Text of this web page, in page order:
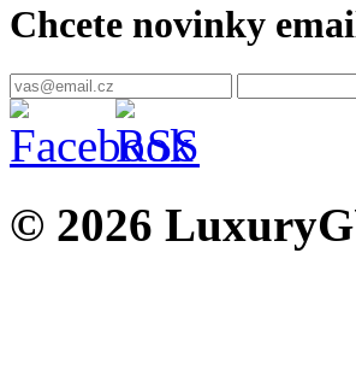
Chcete novinky
© 2026